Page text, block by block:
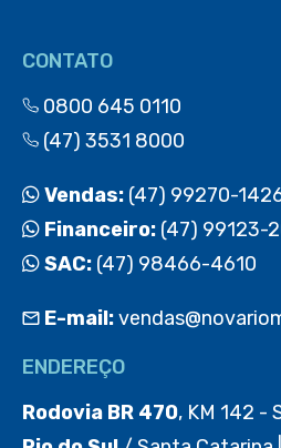
CONTATO
0800 645 0110
(47) 3531 8000
Vendas: (47) 99270-
Financeiro: (47) 99123-
SAC: (47) 98466-4610
E-mail:
ENDEREÇO
Rodovia BR 470, KM 142 -